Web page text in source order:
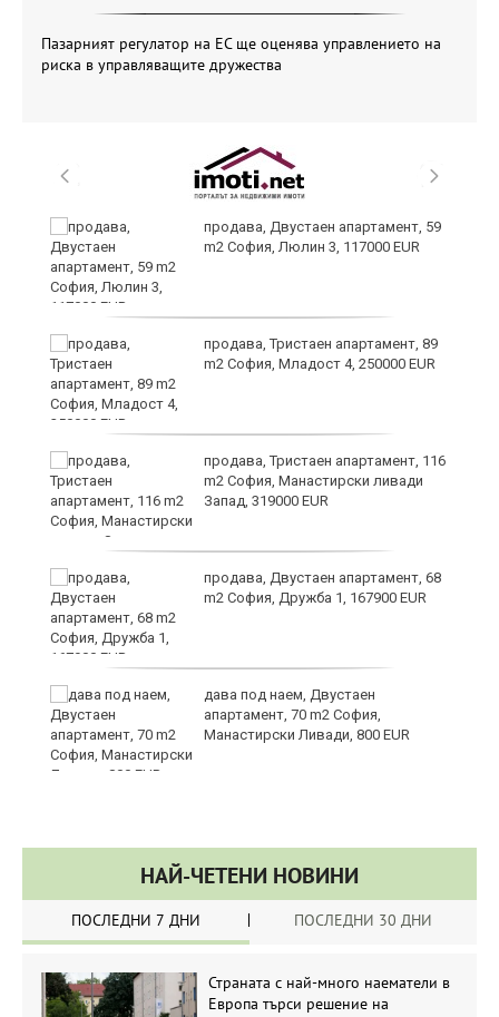
Пазарният регулатор на ЕС ще оценява управлението на
риска в управляващите дружества
продава, Двустаен апартамент, 59
m2 София, Люлин 3, 117000 EUR
продава, Тристаен апартамент, 89
m2 София, Младост 4, 250000 EUR
продава, Тристаен апартамент, 116
m2 София, Манастирски ливади
Запад, 319000 EUR
продава, Двустаен апартамент, 68
m2 София, Дружба 1, 167900 EUR
дава под наем, Двустаен
апартамент, 70 m2 София,
Манастирски Ливади, 800 EUR
НАЙ-ЧЕТЕНИ НОВИНИ
ПОСЛЕДНИ 7 ДНИ ПОСЛЕДНИ 30 ДНИ
Страната с най-много наематели в
Европа търси решение на